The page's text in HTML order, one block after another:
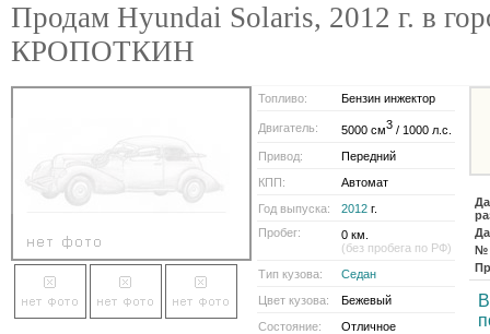
Продам Hyundai Solaris, 2012 г. в
КРОПОТКИН
Топливо: Бензин инжектор
Двигатель: 5000 см3 / 1000 л.с.
Привод:
Передний
КПП:
Автомат
Год выпуска:
2012 г.
Пробег:
0 км.
(без пробега по РФ)
Тип кузова:
Седан
Цвет кузова:
Бежевый
Состояние:
Отличное
№